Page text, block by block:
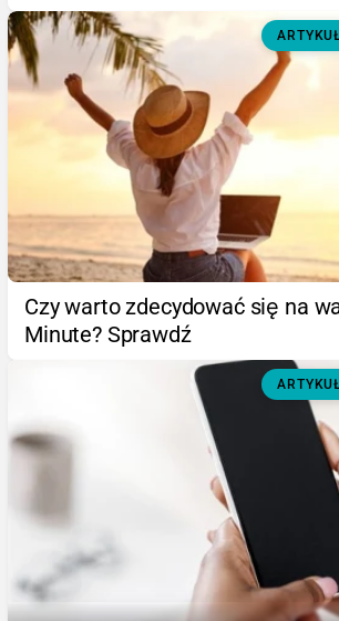
Czy warto zdecydować się na
Minute? Sprawdź